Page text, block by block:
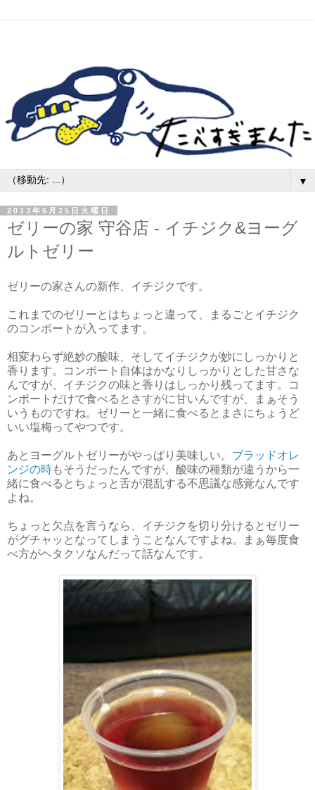
▼
2013年6月25日火曜日
ゼリーの家 守谷店 - イチジク&ヨーグ
ルトゼリー
ゼリーの家さんの新作、イチジクです。
これまでのゼリーとはちょっと違って、まるごとイチジク
のコンポートが入ってます。
相変わらず絶妙の酸味、そしてイチジクが妙にしっかりと
香ります。コンポート自体はかなりしっかりとした甘さな
んですが、イチジクの味と香りはしっかり残ってます。コ
ンポートだけで食べるとさすがに甘いんですが、まぁそう
いうものですね。ゼリーと一緒に食べるとまさにちょうど
いい塩梅ってやつです。
あとヨーグルトゼリーがやっぱり美味しい。 ブラッドオレ
ンジの時もそうだったんですが、酸味の種類が違うから一
緒に食べるとちょっと舌が混乱する不思議な感覚なんです
よね。
ちょっと欠点を言うなら、イチジクを切り分けるとゼリー
がグチャッとなってしまうことなんですよね。まぁ毎度食
べ方がヘタクソなんだって話なんです。